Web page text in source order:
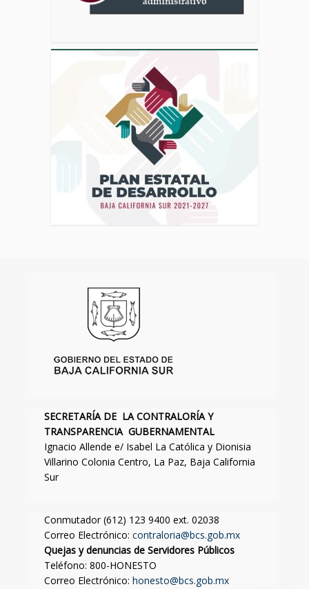
SECRETARÍA DE LA CONTRALORÍA Y
TRANSPARENCIA GUBERNAMENTAL
Ignacio Allende e/ Isabel La Católica y Dionisia
Villarino Colonia Centro, La Paz, Baja California
Sur
Conmutador (612) 123 9400 ext. 02038
Correo Electrónico: contraloria@bcs.gob.mx
Quejas y denuncias de Servidores Públicos
Teléfono: 800-HONESTO
Correo Electrónico: honesto@bcs.gob.mx